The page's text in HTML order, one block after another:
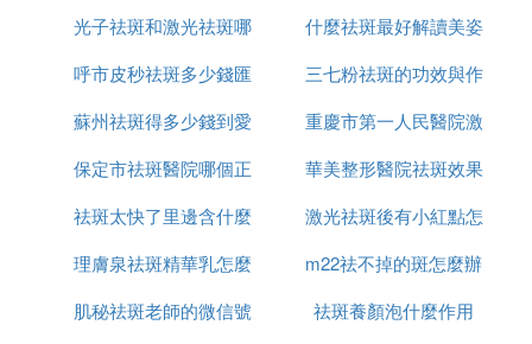
wavebetter旗艦店主打的產品是美容保濕納米噴霧蒸
臉器，品牌是金稻，型號是KD-2331，檔位是1檔，
噴霧熱力為熱噴霧。本款產品既可以深沉清潔，又可
以為肌膚補水，另外此款產品走的是批發路線，1-9
件是200元，10-999件是180元，1000件以上120
丹龍全度專賣店主打的產品是納米噴霧儀、充電噴霧
器1207，品牌是Soyoung索顏，型號是SY-1207，規
格規格是11.2*3.5*2.4cm，此款產品的作用主要是保
濕補水，因此臉上缺水的朋友不妨用一下此款產品，
該產品價格較便宜，在55元左右。
斑
痂怎麼辦
光子祛斑和激光祛斑哪
個更安全
什麼祛斑最好解讀美姿
爾
呼市皮秒祛斑多少錢匯
仁京美
三七粉祛斑的功效與作
用是什麼
蘇州祛斑得多少錢到愛
思特簡介
重慶市第一人民醫院激
光祛斑怎麼樣
保定市祛斑醫院哪個正
規
華美整形醫院祛斑效果
怎麼樣
祛斑太快了里邊含什麼
成分
激光祛斑後有小紅點怎
麼回事
理膚泉祛斑精華乳怎麼
用
m22祛不掉的斑怎麼辦
肌秘祛斑老師的微信號
祛斑養顏泡什麼作用